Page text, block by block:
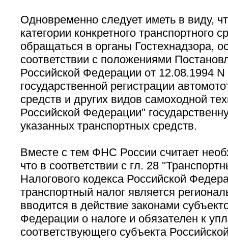
Одновременно следует иметь в виду,
категории конкретного транспортного
обращаться в органы Гостехнадзора,
соответствии с положениями
Российской Федерации от 12.08.1994
государственной регистрации
средств и других видов самоходной
Российской Федерации''
указанных транспортных средств.
Вместе с тем ФНС России считает
что в соответствии с гл. 28
Налогового кодекса Российской
транспортный налог является
вводится в действие законами
Федерации о налоге и обязателен к
соответствующего субъекта